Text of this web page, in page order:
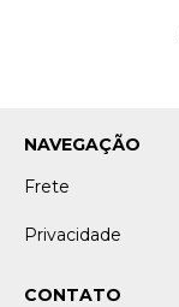
NAVEGAÇÃO
Frete
Privacidade
CONTATO